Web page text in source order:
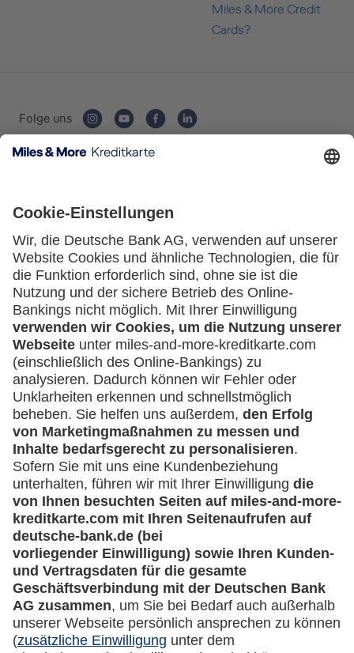
Miles & More Credit
Cards?
Folge uns
Service
Häufige Fragen
Downloadcenter
Kontakt
Mehr
Kreditkarten-Banking
miles-and-more.com
lufthansa.com
Rechtliches
Impressum
Datenschutz
Cookie Einstellungen
(z.B. Gewerbetreibender, Handwerker,
(z.B. e.K., Personengesellschaft (inkl. GbR),
GmbH)